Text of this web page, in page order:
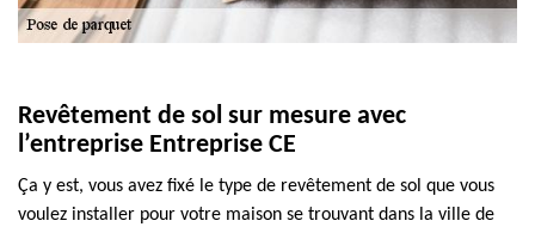
Revêtement de sol sur mesure avec
l’entreprise Entreprise CE
Ça y est, vous avez fixé le type de revêtement de sol que vous
voulez installer pour votre maison se trouvant dans la ville de